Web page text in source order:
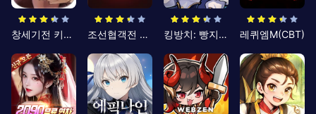
창세기전 키우기 조선협객전 클래식 킹방치: 빵지의 제왕 레퀴엠M(CBT)